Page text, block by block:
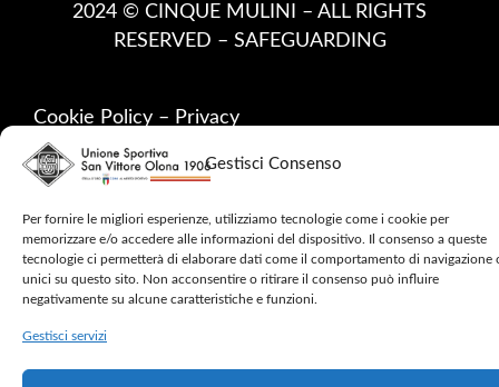
Gestisci Consenso
Per fornire le migliori esperienze, utilizziamo tecnologie come i cookie per
memorizzare e/o accedere alle informazioni del dispositivo. Il consenso a queste
tecnologie ci permetterà di elaborare dati come il comportamento di navigazione
unici su questo sito. Non acconsentire o ritirare il consenso può influire
negativamente su alcune caratteristiche e funzioni.
Gestisci servizi
2024 © CINQUE MULINI – ALL RIGHTS
RESERVED – SAFEGUARDING
Cookie Policy – Privacy